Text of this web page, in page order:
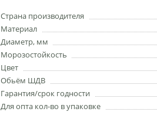
Страна производителя
Материал
Диаметр, мм
Морозостойкость
Цвет
Обьём ШДВ
Гарантия/срок годности
Для опта кол-во в упаковке